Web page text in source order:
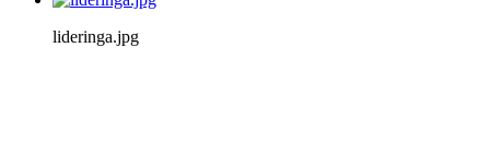
lideringa.jpg